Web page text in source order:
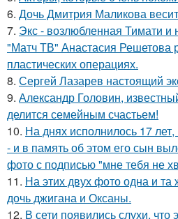
6. Дочь Дмитрия Маликова весит
7. Экс - возлюбленная Тимати и
"Матч ТВ" Анастасия Решетова
пластических операциях.
8. Сергей Лазарев настоящий
9. Александр Головин,
делится семейным счастьем!
10. На днях исполнилось 17
- и в память об этом его сын
фото с подписью "мне тебя не
11. На этих двух фото одна и та
дочь джигана и Оксаны.
12. В сети появились слухи, что